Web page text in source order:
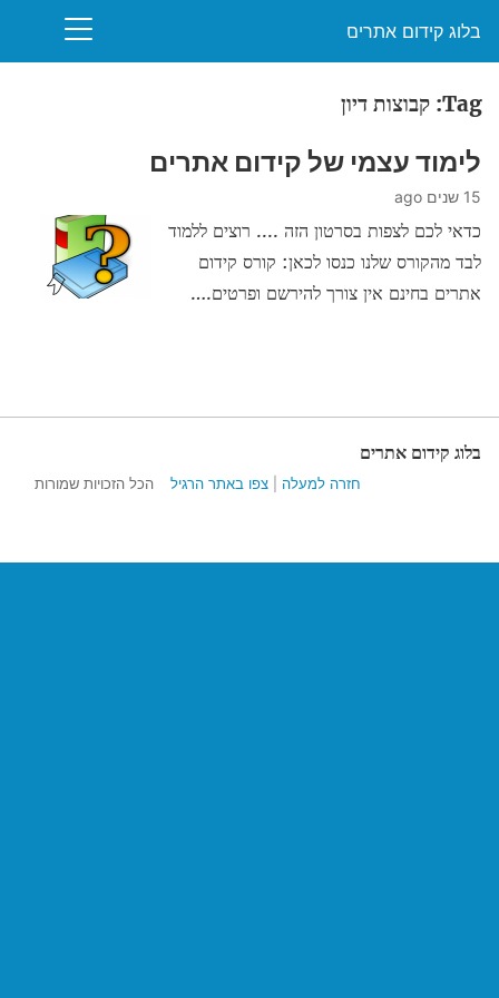
בלוג קידום אתרים
Tag: קבוצות דיון
לימוד עצמי של קידום אתרים
15 שנים ago
כדאי לכם לצפות בסרטון הזה .... רוצים ללמוד
לבד מהקורס שלנו כנסו לכאן: קורס קידום
אתרים בחינם אין צורך להירשם ופרטים.…
בלוג קידום אתרים
הכל הזכויות שמורות חזרה למעלה צפו באתר הרגיל